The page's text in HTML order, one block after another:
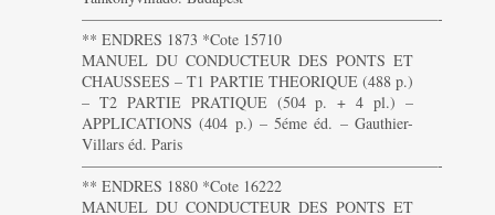
———————————————————————-
** ENDRES 1873 *Cote 15710
MANUEL DU CONDUCTEUR DES PONTS ET
CHAUSSEES – T1 PARTIE THEORIQUE (488 p.)
– T2 PARTIE PRATIQUE (504 p. + 4 pl.) –
APPLICATIONS (404 p.) – 5éme éd. – Gauthier-
Villars éd. Paris
———————————————————————-
** ENDRES 1880 *Cote 16222
MANUEL DU CONDUCTEUR DES PONTS ET